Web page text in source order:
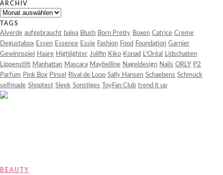
ARCHIV
Archiv
TAGS
Alverde aufgebraucht balea Blush Born Pretty Boxen Catrice Creme
Degustabox Essen Essence Essie Fashion Food Foundation Garnier
Gewinnspiel
Haare Highlighter Jolifin Kiko Konad L'Oréal
Lidschatten
Lippenstift Manhattan Mascara Maybelline Nageldesign Nails ORLY P2
Parfüm Pink Box Pinsel Rival de Loop Sally Hansen Schaebens Schmuck
selfmade Shoptest Sleek Sonstiges ToyFan Club trend it up
BEAUTY